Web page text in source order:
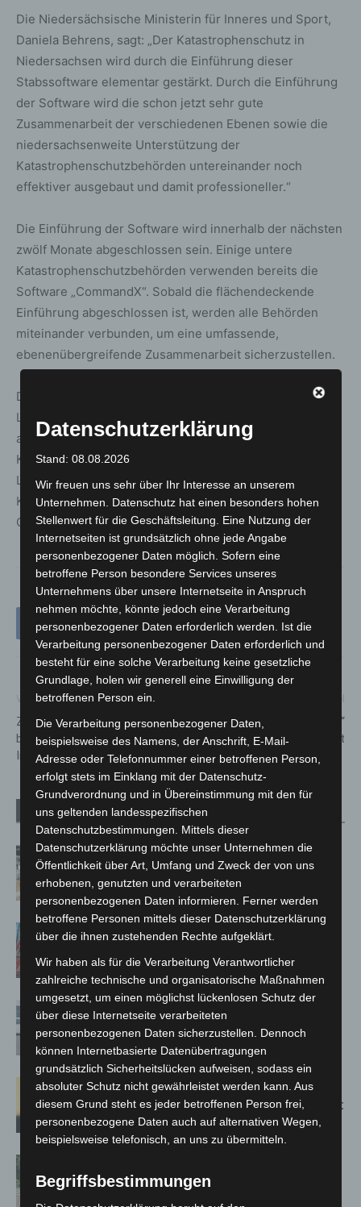
Die Niedersächsische Ministerin für Inneres und Sport,
Daniela Behrens, sagt: „Der Katastrophenschutz in
Niedersachsen wird durch die Einführung dieser
Stabssoftware elementar gestärkt. Durch die Einführung
der Software wird die schon jetzt sehr gute
Zusammenarbeit der verschiedenen Ebenen sowie die
niedersachsenweite Unterstützung der
Katastrophenschutzbehörden untereinander noch
effektiver ausgebaut und damit professioneller.“
Die Einführung der Software wird innerhalb der nächsten
zwölf Monate abgeschlossen sein. Einige untere
Katastrophenschutzbehörden verwenden bereits die
Software „CommandX“. Sobald die flächendeckende
Einführung abgeschlossen ist, werden alle Behörden
miteinander verbunden, um eine umfassende,
ebenenübergreifende Zusammenarbeit sicherzustellen.
Darüber hinaus wurde ein Rahmenvertrag zwischen dem
Land Niedersachsen und dem Auftragnehmer
abgeschlossen. Dadurch können untere
Katastrophenschutzbehörden sowie Gemeinden
Lizenzen für weitere Einheiten und Einrichtungen des
Katastrophenschutzes erwerben und an das
Gesamtsystem anschließen.
Vorheriger Artikel
Zierkirschen und Zieräpfel
bringen den Frühling in die
Innenstadt
Neue App: „Hannover Parken“
geht an den Start
Verwandte Artikel Mehr vom Autor
Kunst trifft Weingenuss: Barbara-
Susann Mehring zeigt ihre Werke im
Jacques’ Wein-Depot Isernhagen
A2: Zweite Turbobaustelle startet
Bothfeld
Niedersachsen: Feuerwehrkräfte
kehren nach Waldbrandeinsatz aus
Spanien zurück
Hannover: Erste Tigermücken-
Population in Niedersachsen entdeckt
Neuwarmbüchen schnell eingedämmt
Datenschutzerklärung
Stand: 08.08.2026
Wir freuen uns sehr über Ihr Interesse an unserem
Unternehmen. Datenschutz hat einen besonders hohen
Stellenwert für die Geschäftsleitung. Eine Nutzung der
Internetseiten ist grundsätzlich ohne jede Angabe
personenbezogener Daten möglich. Sofern eine
betroffene Person besondere Services unseres
Unternehmens über unsere Internetseite in Anspruch
nehmen möchte, könnte jedoch eine Verarbeitung
personenbezogener Daten erforderlich werden. Ist die
Verarbeitung personenbezogener Daten erforderlich und
besteht für eine solche Verarbeitung keine gesetzliche
Grundlage, holen wir generell eine Einwilligung der
betroffenen Person ein.
Die Verarbeitung personenbezogener Daten,
beispielsweise des Namens, der Anschrift, E-Mail-
Adresse oder Telefonnummer einer betroffenen Person,
erfolgt stets im Einklang mit der Datenschutz-
Grundverordnung und in Übereinstimmung mit den für
uns geltenden landesspezifischen
Datenschutzbestimmungen. Mittels dieser
Datenschutzerklärung möchte unser Unternehmen die
Öffentlichkeit über Art, Umfang und Zweck der von uns
erhobenen, genutzten und verarbeiteten
personenbezogenen Daten informieren. Ferner werden
betroffene Personen mittels dieser Datenschutzerklärung
über die ihnen zustehenden Rechte aufgeklärt.
Wir haben als für die Verarbeitung Verantwortlicher
zahlreiche technische und organisatorische Maßnahmen
umgesetzt, um einen möglichst lückenlosen Schutz der
über diese Internetseite verarbeiteten
personenbezogenen Daten sicherzustellen. Dennoch
können Internetbasierte Datenübertragungen
grundsätzlich Sicherheitslücken aufweisen, sodass ein
absoluter Schutz nicht gewährleistet werden kann. Aus
diesem Grund steht es jeder betroffenen Person frei,
personenbezogene Daten auch auf alternativen Wegen,
beispielsweise telefonisch, an uns zu übermitteln.
Begriffsbestimmungen